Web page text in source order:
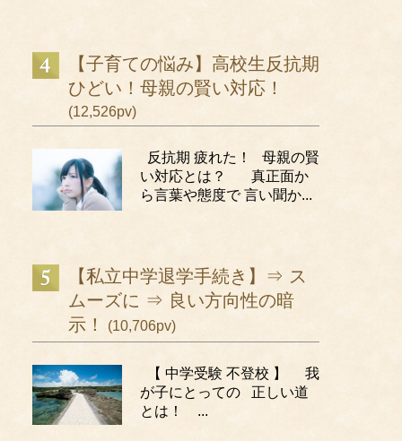
【子育ての悩み】高校生反抗期
ひどい！母親の賢い対応！
(12,526pv)
反抗期 疲れた！ 母親の賢
い対応とは？ 真正面か
ら言葉や態度で 言い聞か...
【私立中学退学手続き】⇒ ス
ムーズに ⇒ 良い方向性の暗
示！
(10,706pv)
【 中学受験 不登校 】 我
が子にとっての 正しい道
とは！ ...